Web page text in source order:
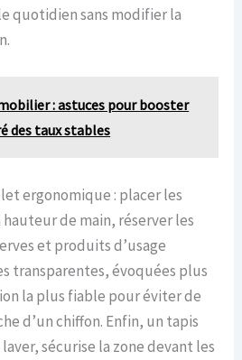
quotidien sans modifier la
: astuces pour booster
des taux stables
ergonomique : placer les
de main, réserver les
et produits d’usage
transparentes, évoquées plus
la plus fiable pour éviter de
d’un chiffon. Enfin, un tapis
sécurise la zone devant les